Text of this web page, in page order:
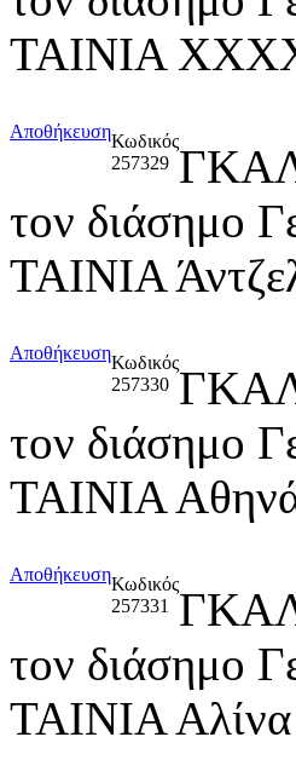
ΤΑΙΝΙΑ
ΑποθήκευσηΚωδικός
257329
τον διάσημο
ΤΑΙΝΙΑ
ΑποθήκευσηΚωδικός
257330
τον διάσημο
ΤΑΙΝΙΑ
ΑποθήκευσηΚωδικός
257331
τον διάσημο
ΤΑΙΝΙΑ